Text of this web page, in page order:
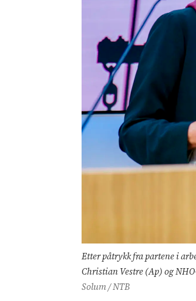
Etter påtrykk fra partene i
Christian Vestre (Ap) og
Solum / NTB